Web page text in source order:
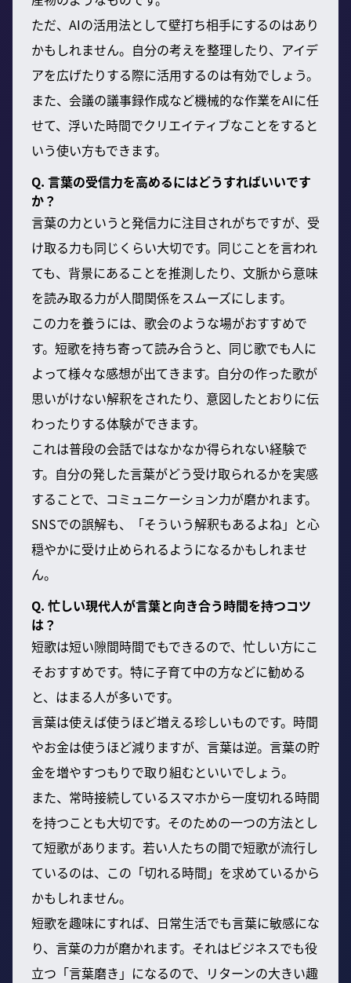
ただ、AIの活用法として壁打ち相手にするのはあり
かもしれません。自分の考えを整理したり、アイデ
アを広げたりする際に活用するのは有効でしょう。
また、会議の議事録作成など機械的な作業をAIに任
せて、浮いた時間でクリエイティブなことをすると
いう使い方もできます。
Q. 言葉の受信力を高めるにはどうすればいいです
か？
言葉の力というと発信力に注目されがちですが、受
け取る力も同じくらい大切です。同じことを言われ
ても、背景にあることを推測したり、文脈から意味
を読み取る力が人間関係をスムーズにします。
この力を養うには、歌会のような場がおすすめで
す。短歌を持ち寄って読み合うと、同じ歌でも人に
よって様々な感想が出てきます。自分の作った歌が
思いがけない解釈をされたり、意図したとおりに伝
わったりする体験ができます。
これは普段の会話ではなかなか得られない経験で
す。自分の発した言葉がどう受け取られるかを実感
することで、コミュニケーション力が磨かれます。
SNSでの誤解も、「そういう解釈もあるよね」と心
穏やかに受け止められるようになるかもしれませ
ん。
Q. 忙しい現代人が言葉と向き合う時間を持つコツ
は？
短歌は短い隙間時間でもできるので、忙しい方にこ
そおすすめです。特に子育て中の方などに勧める
と、はまる人が多いです。
言葉は使えば使うほど増える珍しいものです。時間
やお金は使うほど減りますが、言葉は逆。言葉の貯
金を増やすつもりで取り組むといいでしょう。
また、常時接続しているスマホから一度切れる時間
を持つことも大切です。そのための一つの方法とし
て短歌があります。若い人たちの間で短歌が流行し
ているのは、この「切れる時間」を求めているから
かもしれません。
短歌を趣味にすれば、日常生活でも言葉に敏感にな
り、言葉の力が磨かれます。それはビジネスでも役
立つ「言葉磨き」になるので、リターンの大きい趣